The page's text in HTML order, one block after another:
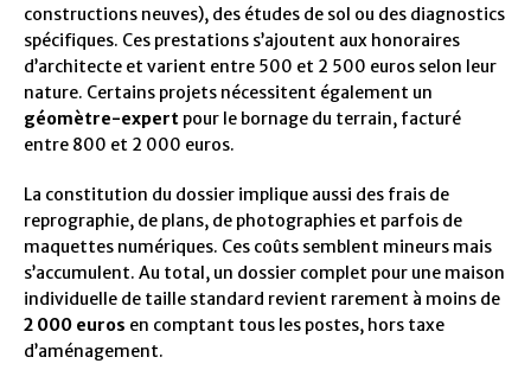
constructions neuves), des études de sol ou des diagnostics
spécifiques. Ces prestations s’ajoutent aux honoraires
d’architecte et varient entre 500 et 2 500 euros selon leur
nature. Certains projets nécessitent également un
géomètre-expert pour le bornage du terrain, facturé
entre 800 et 2 000 euros.
La constitution du dossier implique aussi des frais de
reprographie, de plans, de photographies et parfois de
maquettes numériques. Ces coûts semblent mineurs mais
s’accumulent. Au total, un dossier complet pour une maison
individuelle de taille standard revient rarement à moins de
2 000 euros en comptant tous les postes, hors taxe
d’aménagement.